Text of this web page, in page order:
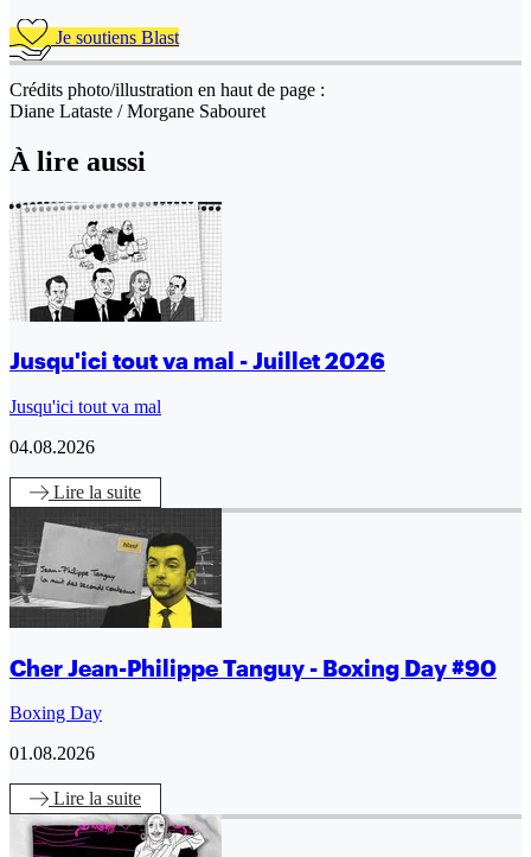
Je soutiens Blast
Crédits photo/illustration en haut de page :
Diane Lataste / Morgane Sabouret
À lire aussi
Jusqu'ici tout va mal - Juillet 2026
Jusqu'ici tout va mal
04.08.2026
Lire la suite
Cher Jean-Philippe Tanguy - Boxing Day #90
Boxing Day
01.08.2026
Lire la suite